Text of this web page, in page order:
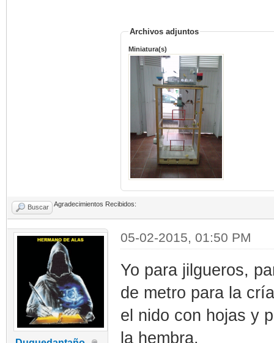
Archivos adjuntos
Miniatura(s)
Buscar Agradecimientos Recibidos:
05-02-2015, 01:50 PM
Yo para jilgueros,
de metro para la
el nido con hojas y
la hembra.